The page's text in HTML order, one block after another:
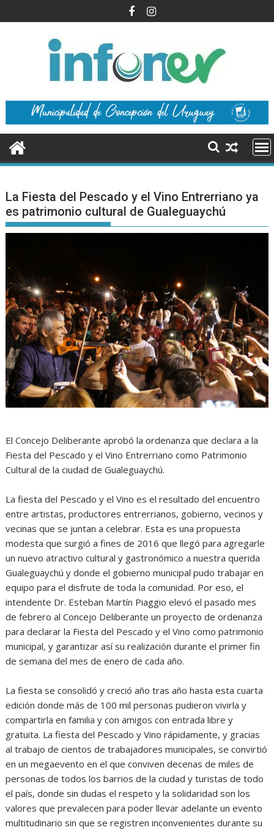
al
La Fiesta del Pescado y el Vino Entrerriano ya
es patrimonio cultural de Gualeguaychú
El Concejo Deliberante aprobó la ordenanza que declara a la
Fiesta del Pescado y el Vino Entrerriano como Patrimonio
Cultural de la ciudad de Gualeguaychú.
La fiesta del Pescado y el Vino es el resultado del encuentro
entre artistas, productores entrerrianos, gobierno, vecinos y
vecinas que se juntan a celebrar. Esta es una propuesta
modesta que surgió a fines de 2016 que llegó para agregarle
un nuevo atractivo cultural y gastronómico a nuestra querida
Gualeguaychú y donde el gobierno municipal pudo trabajar en
equipo para el disfrute de toda la comunidad. Por eso, el
intendente Dr. Esteban Martín Piaggio elevó el pasado mes
de febrero al Concejo Deliberante un proyecto de ordenanza
para declarar la Fiesta del Pescado y el Vino como patrimonio
municipal, y garantizar así su realización durante el primer fin
de semana del mes de enero de cada año.
La fiesta se consolidó y creció año tras año hasta esta cuarta
edición donde más de 100 mil personas pudieron vivirla y
compartirla en familia y con amigos con entrada libre y
gratuita. La fiesta del Pescado y Vino rápidamente, y gracias
al trabajo de cientos de trabajadores municipales, se convirtió
en un megaevento en el que conviven decenas de miles de
personas de todos los barrios de la ciudad y turistas de todo
el país, donde sin dudas el respeto y la solidaridad son los
valores que prevalecen para poder llevar adelante un evento
multitudinario sin que se registren inconvenientes durante su